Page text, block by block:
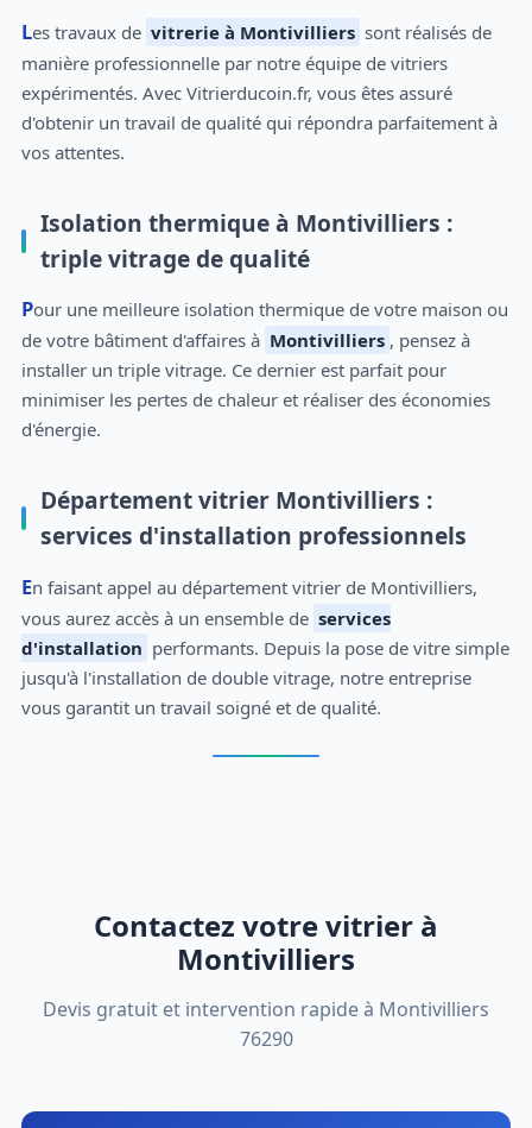
Les travaux de vitrerie à Montivilliers sont réalisés de
manière professionnelle par notre équipe de vitriers
expérimentés. Avec Vitrierducoin.fr, vous êtes assuré
d'obtenir un travail de qualité qui répondra parfaitement à
vos attentes.
Isolation thermique à Montivilliers :
triple vitrage de qualité
Pour une meilleure isolation thermique de votre maison ou
de votre bâtiment d'affaires à Montivilliers , pensez à
installer un triple vitrage. Ce dernier est parfait pour
minimiser les pertes de chaleur et réaliser des économies
d'énergie.
Département vitrier Montivilliers :
services d'installation professionnels
En faisant appel au département vitrier de Montivilliers,
vous aurez accès à un ensemble de services
d'installation performants. Depuis la pose de vitre simple
jusqu'à l'installation de double vitrage, notre entreprise
vous garantit un travail soigné et de qualité.
Contactez votre vitrier à
Montivilliers
Devis gratuit et intervention rapide à Montivilliers
76290